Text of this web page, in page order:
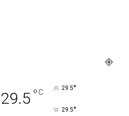
29.5 °C 29.5°
29.5°